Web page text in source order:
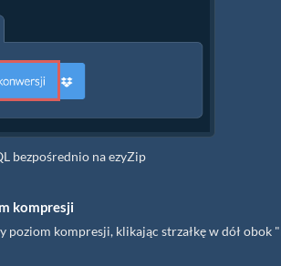
bezpośrednio na ezyZip
kompresji
poziom kompresji, klikając strzałkę w dół obok